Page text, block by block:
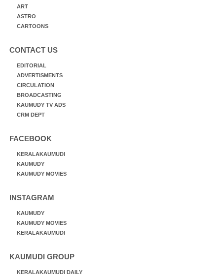
ART
ASTRO
CARTOONS
CONTACT US
EDITORIAL
ADVERTISMENTS
CIRCULATION
BROADCASTING
KAUMUDY TV ADS
CRM DEPT
FACEBOOK
KERALAKAUMUDI
KAUMUDY
KAUMUDY MOVIES
INSTAGRAM
KAUMUDY
KAUMUDY MOVIES
KERALAKAUMUDI
KAUMUDI GROUP
KERALAKAUMUDI DAILY